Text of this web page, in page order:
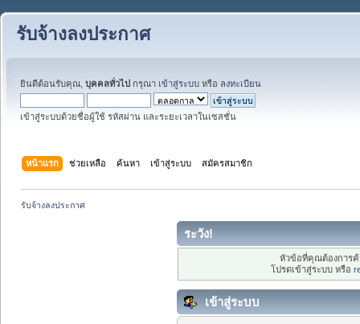
รับจ้างลงประกาศ
ยินดีต้อนรับคุณ, บุคคลทั่วไป กรุณา เข้าสู่ระบบ หรือ ลงทะเบียน
เข้าสู่ระบบด้วยชื่อผู้ใช้ รหัสผ่าน และระยะเวลาในเซสชั่น
หน้าแรก ช่วยเหลือ ค้นหา เข้าสู่ระบบ สมัครสมาชิก
รับจ้างลงประกาศ
ระวัง!
หัวข้อที่คุณต้องการ
โปรดเข้าสู่ระบบ หรือ
เข้าสู่ระบบ